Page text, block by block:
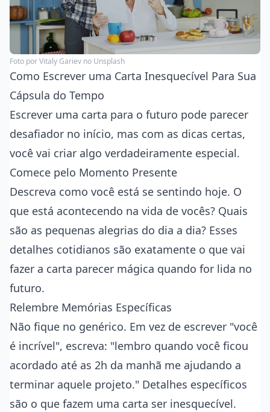
Foto porVitaly Gariev no Unsplash
Como Escrever uma Carta Inesquecível Para Sua
Cápsula do Tempo
Escrever uma carta para o futuro pode parecer
desafiador no início, mas com as dicas certas,
você vai criar algo verdadeiramente especial.
Comece pelo Momento Presente
Descreva como você está se sentindo hoje. O
que está acontecendo na vida de vocês? Quais
são as pequenas alegrias do dia a dia? Esses
detalhes cotidianos são exatamente o que vai
fazer a carta parecer mágica quando for lida no
futuro.
Relembre Memórias Específicas
Não fique no genérico. Em vez de escrever "você
é incrível", escreva: "lembro quando você ficou
acordado até as 2h da manhã me ajudando a
terminar aquele projeto." Detalhes específicos
são o que fazem uma carta ser inesquecível.